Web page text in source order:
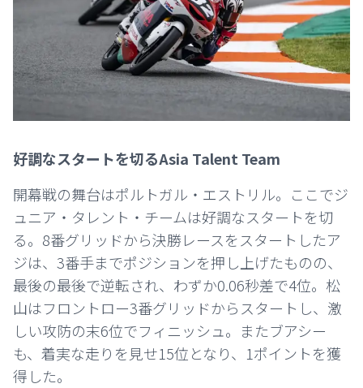
好調なスタートを切るAsia Talent Team
開幕戦の舞台はポルトガル・エストリル。ここでジ
ュニア・タレント・チームは好調なスタートを切
る。8番グリッドから決勝レースをスタートしたア
ジは、3番手までポジションを押し上げたものの、
最後の最後で逆転され、わずか0.06秒差で4位。松
山はフロントロー3番グリッドからスタートし、激
しい攻防の末6位でフィニッシュ。またブアシー
も、着実な走りを見せ15位となり、1ポイントを獲
得した。